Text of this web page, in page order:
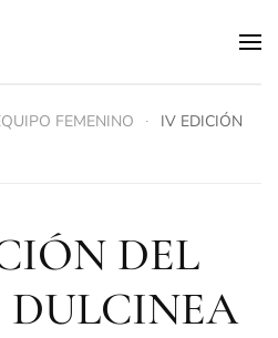
FEMENINO
IV EDICIÓN
DEL
DULCINEA